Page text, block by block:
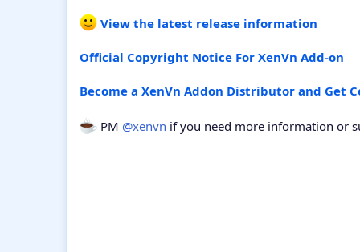
View the latest release information
Official Copyright Notice For XenVn Add-on
Become a XenVn Addon Distributor and Get
PM @xenvn if you need more information or